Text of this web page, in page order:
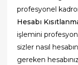
profesyonel
Hesabı
işlemini
sizler nasıl
gereken